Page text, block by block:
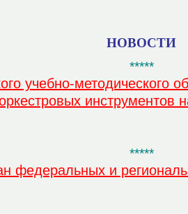
НОВОСТИ
*****
учебно-методического
инструментов
*****
федеральных и